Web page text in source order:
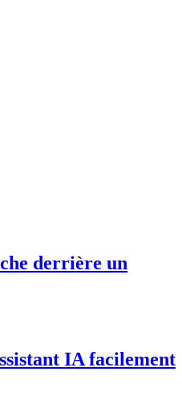
derrière un
IA facilement